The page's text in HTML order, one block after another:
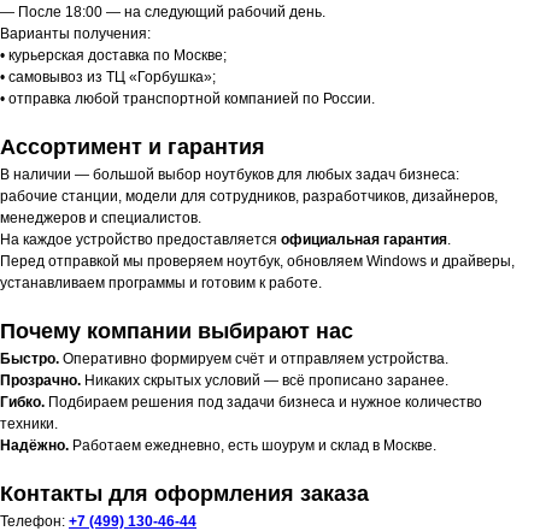
— После 18:00 — на следующий рабочий день.
Варианты получения:
• курьерская доставка по Москве;
• самовывоз из ТЦ «Горбушка»;
• отправка любой транспортной компанией по России.
Ассортимент и гарантия
В наличии — большой выбор ноутбуков для любых задач бизнеса:
рабочие станции, модели для сотрудников, разработчиков, дизайнеров,
менеджеров и специалистов.
На каждое устройство предоставляется официальная гарантия.
Перед отправкой мы проверяем ноутбук, обновляем Windows и драйверы,
устанавливаем программы и готовим к работе.
Почему компании выбирают нас
Быстро. Оперативно формируем счёт и отправляем устройства.
Прозрачно. Никаких скрытых условий — всё прописано заранее.
Гибко. Подбираем решения под задачи бизнеса и нужное количество
техники.
Надёжно. Работаем ежедневно, есть шоурум и склад в Москве.
Контакты для оформления заказа
Телефон: +7 (499) 130-46-44